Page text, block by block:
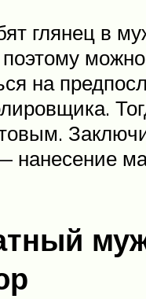
глянец в
можно
на
нанесение